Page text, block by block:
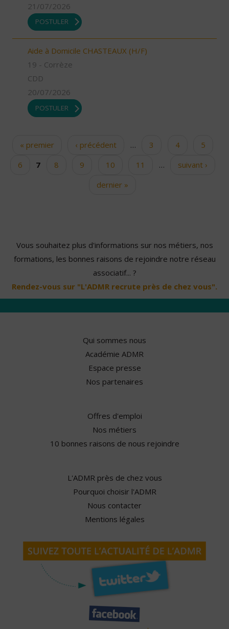
21/07/2026
POSTULER
Aide à Domicile CHASTEAUX (H/F)
19 - Corrèze
CDD
20/07/2026
POSTULER
Pages« premier ‹ précédent … 3 4
5
6
7 8 9 10 11 …
suivant ›
dernier »
Vous souhaitez plus d'informations sur nos métiers, nos
formations, les bonnes raisons de rejoindre notre réseau
associatif... ?
Rendez-vous sur "L'ADMR recrute près de chez vous".
Qui sommes nous
Académie ADMR
Espace presse
Nos partenaires
Offres d'emploi
Nos métiers
10 bonnes raisons de nous rejoindre
L'ADMR près de chez vous
Pourquoi choisir l'ADMR
Nous contacter
Mentions légales